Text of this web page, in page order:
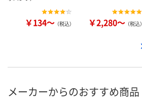
￥134～ （税込） ￥2,280～ （税込）
メーカーからのおすすめ商品